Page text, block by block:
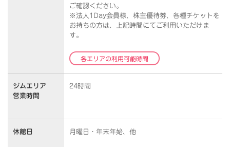
ご確認ください。
※法人1Day会員様、株主優待券、各種チケットを
お持ちの方は、上記時間にてご利用いただけま
す。
各エリアの利用可能時間
ジムエリア
営業時間
24時間
休館日 月曜日・年末年始、他